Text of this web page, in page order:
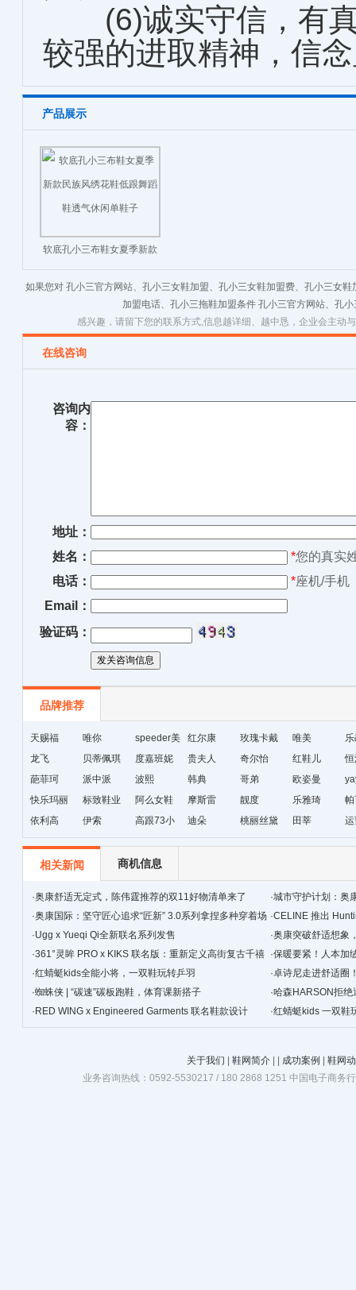
(6)诚实守信，有真
较强的进取精神，信
产品展示
软底孔小三布鞋女夏季新款
民族风绣花鞋低跟舞蹈鞋透
气休闲单鞋子
如果您对 孔小三官方网站、孔小三女鞋加盟、孔小三女鞋加盟费、孔小三女
加盟电话、孔小三拖鞋加盟条件 孔小三官方网站、孔
感兴趣，请留下您的联系方式,信息越详细、越中恳，企业会主动
在线咨询
咨询内
容：
地址：
姓名：
*您的真实
电话：
*座机/手机
Email：
验证码：
品牌推荐
天赐福 唯你
speeder美
国暴龙
红尔康
玫瑰卡戴
尔
唯美
龙飞
贝蒂佩琪 度嘉班妮 贵夫人 奇尔怡 红鞋儿
葩菲珂
派中派 波熙 韩典 哥弟 欧姿曼
快乐玛丽
标致鞋业 阿么女鞋 摩斯雷 靓度 乐雅琦
依利高
伊索
高跟73小
时
迪朵 桃丽丝黛 田莘
相关新闻 商机信息
·奥康舒适无定式，陈伟霆推荐的双11好物清单来了 ·城市守护计划：奥
·奥康国际：坚守匠心追求“匠新” 3.0系列拿捏多种穿着场
景
·CELINE 推出
·Ugg x Yueqi Qi全新联名系列发售 ·奥康突破舒适想象
·361°灵眸 PRO x KIKS 联名版：重新定义高街复古千禧
跑鞋
·保暖要紧！人本加
·红蜻蜓kids全能小将，一双鞋玩转乒羽 ·卓诗尼走进舒适圈
·蜘蛛侠 | “碳速”碳板跑鞋，体育课新搭子 ·哈森HARSON拒绝
· RED WING x Engineered Garments 联名鞋款设计 ·红蜻蜓kids 一双鞋
关于我们 鞋网简介 成功案例
鞋网
业务咨询热线：0592-5530217 / 180 2868 1251 中国电子商务